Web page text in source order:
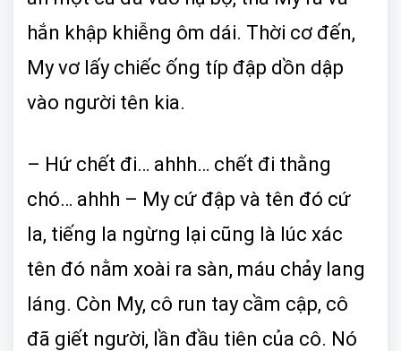
hắn khập khiễng ôm dái. Thời cơ đến,
My vơ lấy chiếc ống típ đập dồn dập
vào người tên kia.
– Hứ chết đi… ahhh… chết đi thằng
chó… ahhh – My cứ đập và tên đó cứ
la, tiếng la ngừng lại cũng là lúc xác
tên đó nằm xoài ra sàn, máu chảy lang
láng. Còn My, cô run tay cầm cập, cô
đã giết người, lần đầu tiên của cô. Nó